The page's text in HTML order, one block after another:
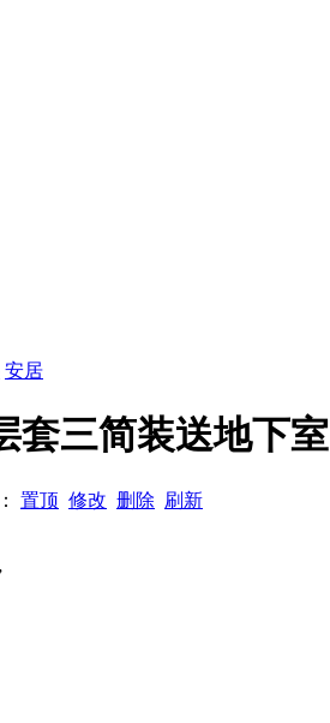
安居
套三简装送地下室
置顶 修改 删除 刷新